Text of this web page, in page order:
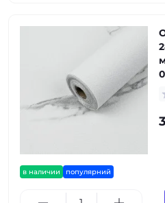
в наличии популярний